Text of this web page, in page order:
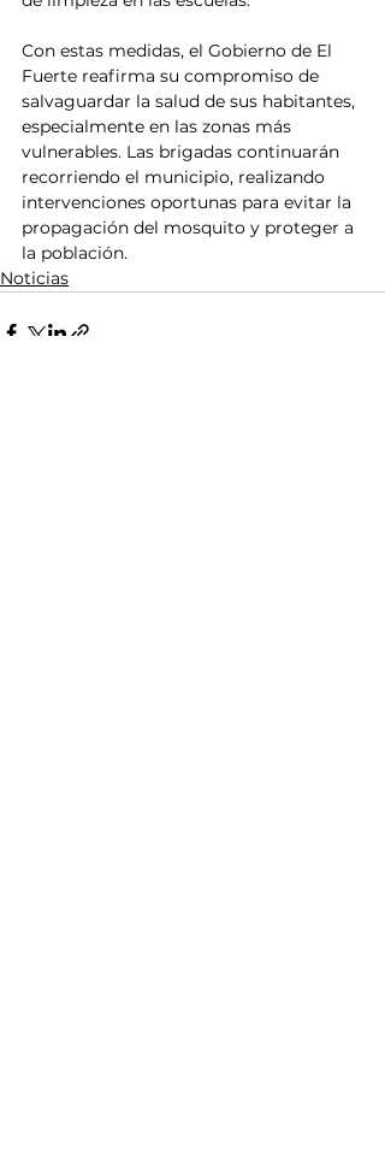
Con estas medidas, el Gobierno de El
Fuerte reafirma su compromiso de
salvaguardar la salud de sus habitantes,
especialmente en las zonas más
vulnerables. Las brigadas continuarán
recorriendo el municipio, realizando
intervenciones oportunas para evitar la
propagación del mosquito y proteger a
la población.
Noticias